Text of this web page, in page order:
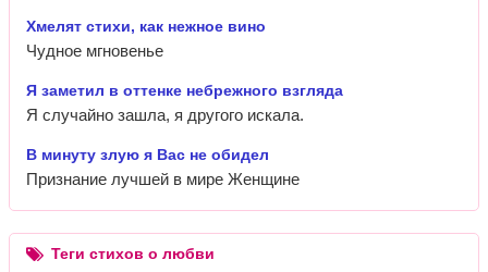
Хмелят стихи, как нежное вино
Чудное мгновенье
Я заметил в оттенке небрежного взгляда
Я случайно зашла, я другого искала.
В минуту злую я Вас не обидел
Признание лучшей в мире Женщине
Теги стихов о любви